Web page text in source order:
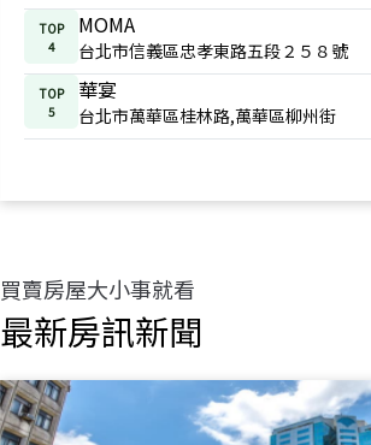
TOP
4
MOMA
台北市信義區忠孝東路五段２５８號
TOP
5
華宴
台北市萬華區桂林路,萬華區柳州街
買賣房屋大小事就看
最新房訊新聞